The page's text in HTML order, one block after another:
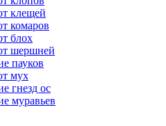
клещей
комаров
блох
шершней
пауков
мух
гнезд ос
муравьев